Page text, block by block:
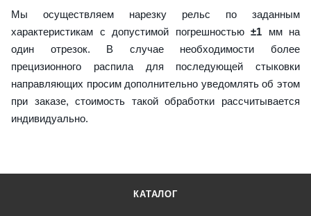
Мы осуществляем нарезку рельс по заданным
характеристикам с допустимой погрешностью ±1 мм на
один отрезок. В случае необходимости более
прецизионного распила для последующей стыковки
направляющих просим дополнительно уведомлять об этом
при заказе, стоимость такой обработки рассчитывается
индивидуально.
КАТАЛОГ